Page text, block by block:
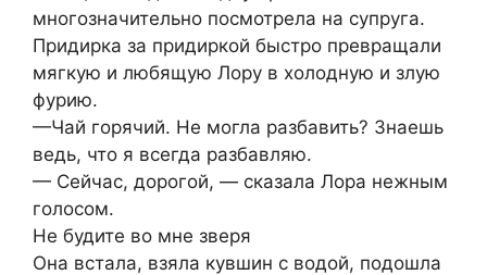
многозначительно посмотрела на супруга.
Придирка за придиркой быстро превращали
мягкую и любящую Лору в холодную и злую
фурию.
—Чай горячий. Не могла разбавить? Знаешь
ведь, что я всегда разбавляю.
— Сейчас, дорогой, — сказала Лора нежным
голосом.
Не будите во мне зверя
Она встала, взяла кувшин с водой, подошла